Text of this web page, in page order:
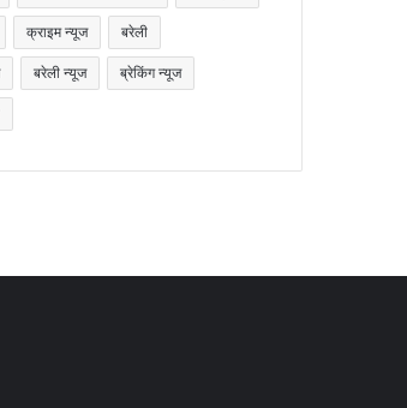
बरेली
बरेली न्यूज ब्रेकिंग न्यूज